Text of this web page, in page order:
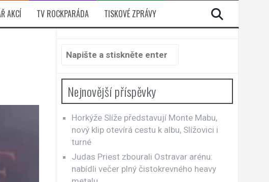
s Green Jellÿ
AKCÍ TV ROCKPARÁDA TISKOVÉ ZPRÁVY
Hledat:
Nejnovější příspěvky
Horkýže Slíže představují Monte Mabu,
nový klip otevírá cestu k albu, Slížovici i
turné
Judas Priest zbourali Ostravar arénu:
nabídli večer plný čistokrevného heavy